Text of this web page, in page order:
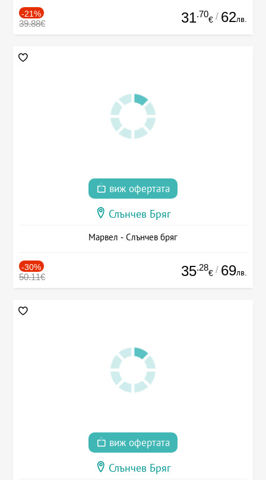
-21%
39.88€ 31.70
€ / 62лв.
виж офертата
Слънчев Бряг
Марвел - Слънчев бряг
-30%
50.11€ 35.28
€ / 69лв.
виж офертата
Слънчев Бряг